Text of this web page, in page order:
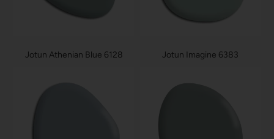
Jotun Athenian Blue 6128 Jotun Imagine 6383